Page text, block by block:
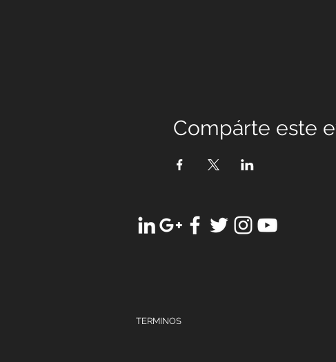
Compárte este
TERMINOS